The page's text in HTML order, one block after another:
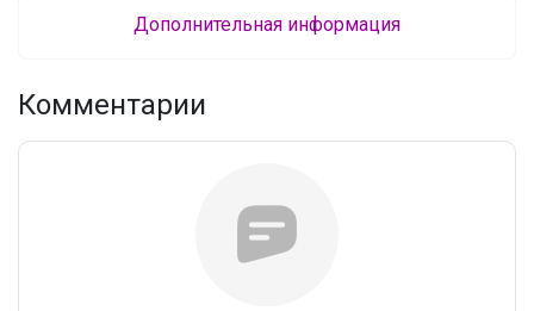
Дополнительная информация
Комментарии